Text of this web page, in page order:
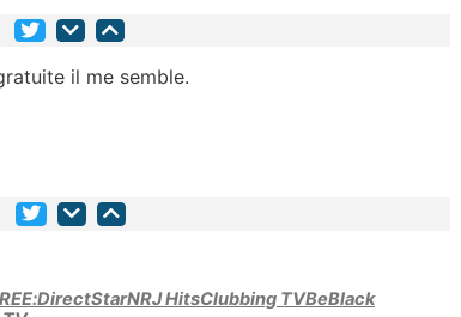
il me semble.
HitsClubbing TVBeBlack